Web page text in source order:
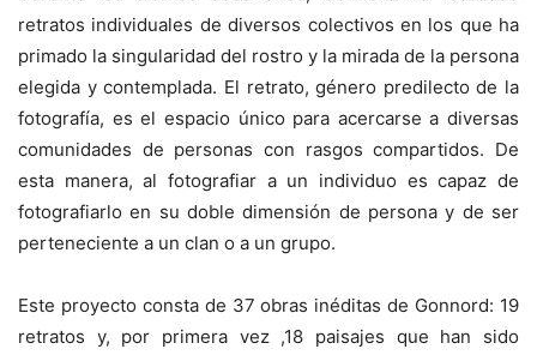
retratos individuales de diversos colectivos en los que ha
primado la singularidad del rostro y la mirada de la persona
elegida y contemplada. El retrato, género predilecto de la
fotografía, es el espacio único para acercarse a diversas
comunidades de personas con rasgos compartidos. De
esta manera, al fotografiar a un individuo es capaz de
fotografiarlo en su doble dimensión de persona y de ser
perteneciente a un clan o a un grupo.
Este proyecto consta de 37 obras inéditas de Gonnord: 19
retratos y, por primera vez ,18 paisajes que han sido